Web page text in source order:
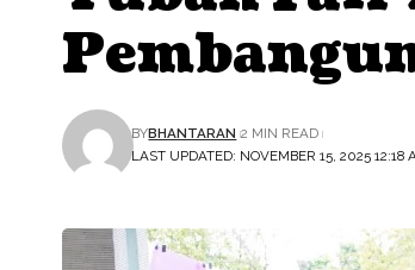
LAST UPDATED: NOVEMBER 15, 2025 12:18
BYBHANTARAN 2 MIN READ